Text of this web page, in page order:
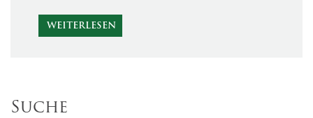
WEITERLESEN
Suche